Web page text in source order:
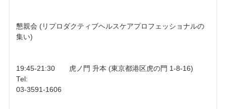
懇親会 (リプロダクティブヘルスケアプロフェッショナルの
集い)
19:45-21:30 虎ノ門 升本 (東京都港区虎の門 1-8-16)
Tel:
03-3591-1606